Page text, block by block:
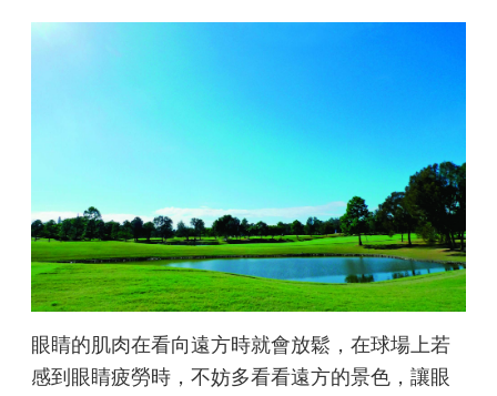
眼睛的肌肉在看向遠方時就會放鬆，在球場上若
感到眼睛疲勞時，不妨多看看遠方的景色，讓眼